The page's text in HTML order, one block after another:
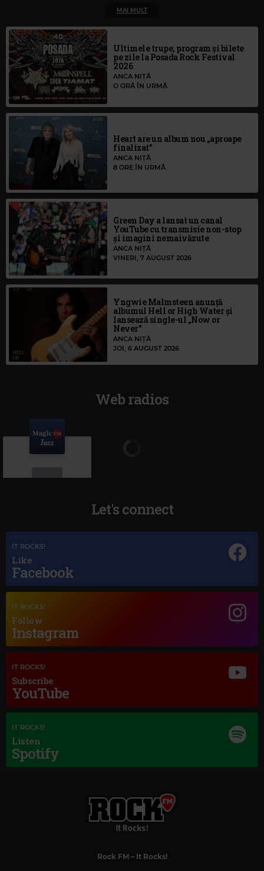
MAI MULT
Ultimele trupe, program și bilete
pe zile la Posada Rock Festival
2026
ANCA NIȚĂ
O ORĂ ÎN URMĂ
Heart are un album nou „aproape
finalizat”
ANCA NIȚĂ
8 ORE ÎN URMĂ
Green Day a lansat un canal
YouTube cu transmisie non-stop
și imagini nemaivăzute
ANCA NIȚĂ
VINERI, 7 AUGUST 2026
Yngwie Malmsteen anunță
albumul Hell or High Water și
lansează single-ul „Now or
Never”
ANCA NIȚĂ
JOI, 6 AUGUST 2026
Web radios
Magic Jazz
TRAGIC OVERTURE, OP. 81
Let's connect
IT ROCKS!
Like
Facebook
IT ROCKS!
Follow
Instagram
IT ROCKS!
Subscribe
YouTube
IT ROCKS!
Listen
Spotify
Rock FM– It Rocks!